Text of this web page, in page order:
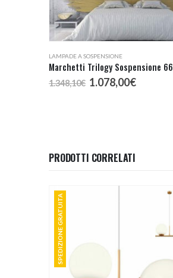
LAMPADE A SOSPENSIONE
Marchetti Trilogy Sospensione 66
1.348,10€ Il
prezzo
1.078,00€Il
PRODOTTI CORRELATI
SPEDIZIONE GRATUITA